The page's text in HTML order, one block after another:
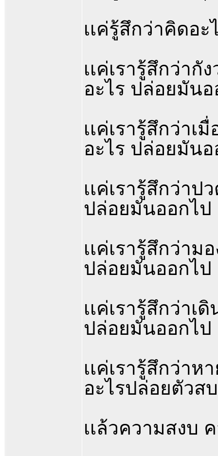
เเค่รู้สึกว่าคิดอะ
เเค่เรารู้สึกว่ากั
อะไร ปล่อยมัน
เเค่เรารู้สึกว่าเ
อะไร ปล่อยมัน
เเค่เรารู้สึกว่า
ปล่อยมันออกไป
เเค่เรารู้สึกว่าม
ปล่อยมันออกไป
เเค่เรารู้สึกว่าเ
ปล่อยมันออกไป
เเค่เรารู้สึกว่า
อะไรปล่อยตัวส
เเล้วความสงบ